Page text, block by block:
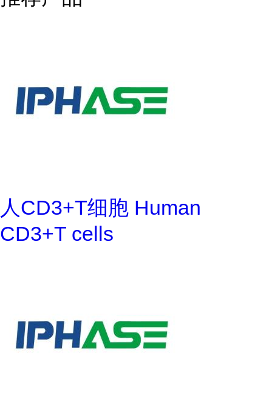
人CD3+T细胞 Human
CD3+T cells